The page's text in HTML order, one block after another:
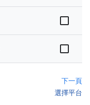
下一頁
選擇平台